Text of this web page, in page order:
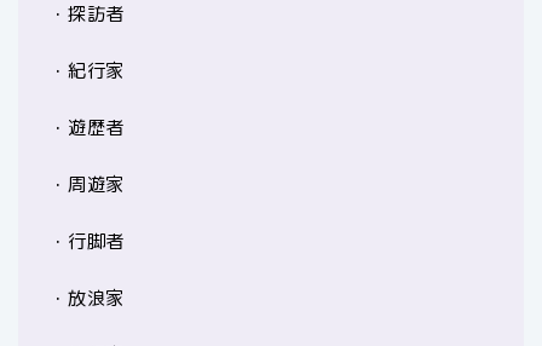
・探訪者
・紀行家
・遊歴者
・周遊家
・行脚者
・放浪家